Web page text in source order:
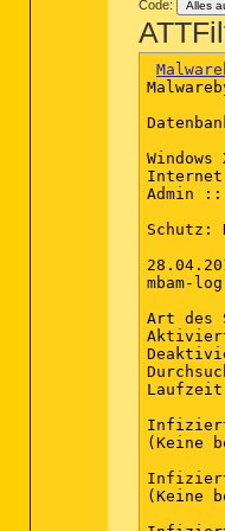
Code: Alles
Internet
Admin
Schutz:
mbam-
Art des
(Keine
(Keine